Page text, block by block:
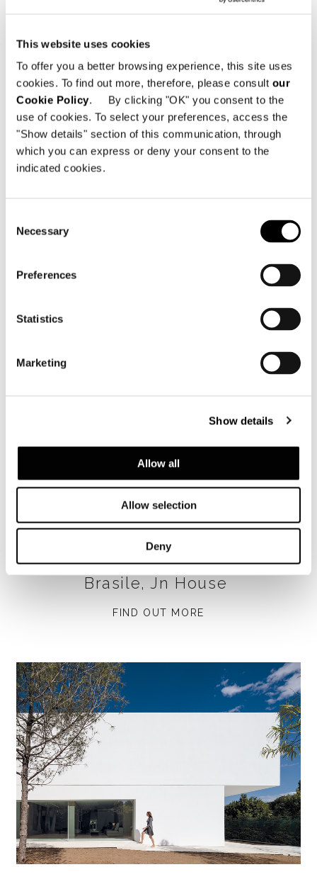
This website uses cookies
To offer you a better browsing experience, this site uses
cookies. To find out more, therefore, please consult our
Cookie Policy. By clicking "OK" you consent to the
use of cookies. To select your preferences, access the
"Show details" section of this communication, through
which you can express or deny your consent to the
indicated cookies.
Selection
Necessary
Preferences
Statistics
Marketing
Show details
Allow all
Allow selection
Deny
Photography
MarcusL Photography
SHARE
Projects
Brasile, Jn House
FIND OUT MORE